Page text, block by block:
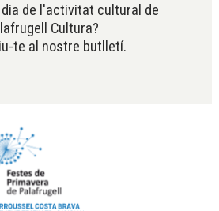
de l'activitat cultural de
Cultura?
te al nostre butlletí.